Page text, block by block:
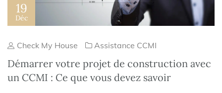
19
Déc
Check My House Assistance CCMI
Démarrer votre projet de construction avec
un CCMI : Ce que vous devez savoir